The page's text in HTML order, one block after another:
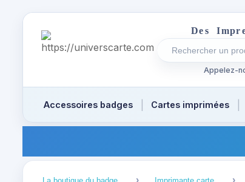
Des Impr
Rechercher un
Recherches
Appelez-
Accessoires badges Cartes imprimées